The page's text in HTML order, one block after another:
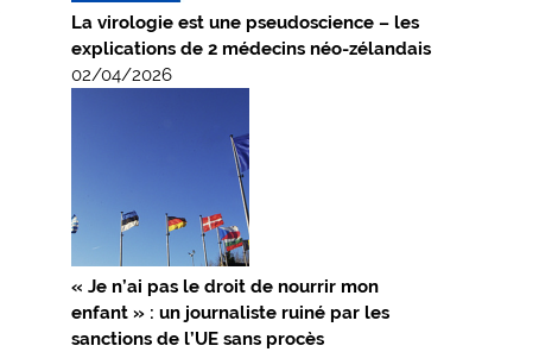
La virologie est une pseudoscience – les
explications de 2 médecins néo-zélandais
02/04/2026
« Je n’ai pas le droit de nourrir mon
enfant » : un journaliste ruiné par les
sanctions de l’UE sans procès